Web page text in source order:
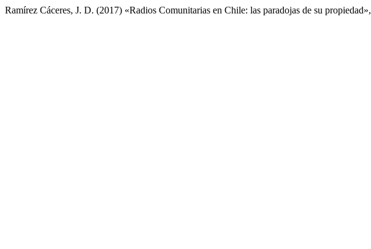
Ramírez Cáceres, J. D. (2017) «Radios Comunitarias en Chile: las paradojas de su propiedad»,